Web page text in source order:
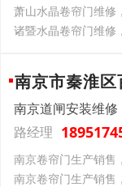
萧山水晶卷帘门维修
诸暨水晶卷帘门维修
南京市秦淮
南京道闸安装维
路经理
南京卷帘门生产销售
南京卷帘门生产销售